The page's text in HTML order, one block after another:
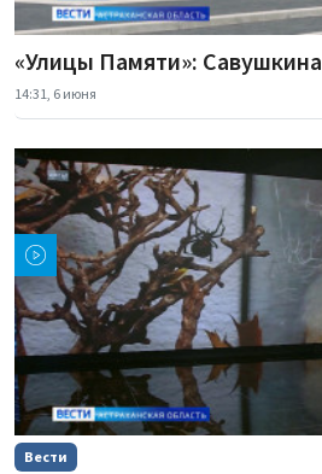
«Улицы Памяти»: Савушкина
14:31, 6 июня
Вести